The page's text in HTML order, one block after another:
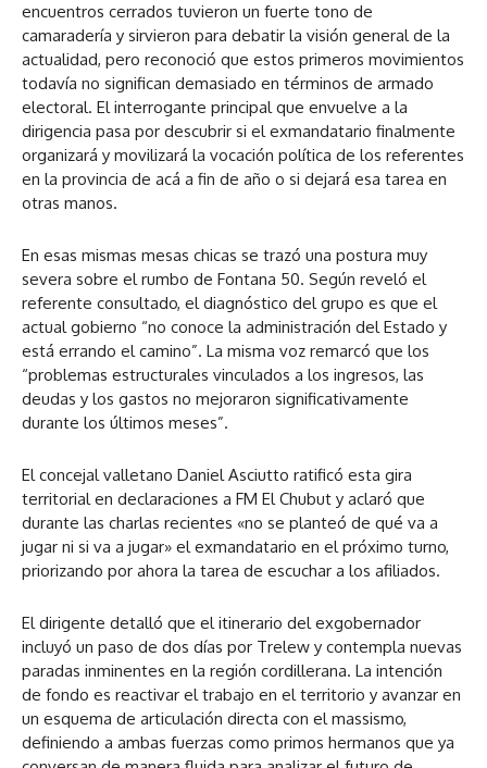
encuentros cerrados tuvieron un fuerte tono de
camaradería y sirvieron para debatir la visión general de la
actualidad, pero reconoció que estos primeros movimientos
todavía no significan demasiado en términos de armado
electoral. El interrogante principal que envuelve a la
dirigencia pasa por descubrir si el exmandatario finalmente
organizará y movilizará la vocación política de los referentes
en la provincia de acá a fin de año o si dejará esa tarea en
otras manos.
En esas mismas mesas chicas se trazó una postura muy
severa sobre el rumbo de Fontana 50. Según reveló el
referente consultado, el diagnóstico del grupo es que el
actual gobierno “no conoce la administración del Estado y
está errando el camino”. La misma voz remarcó que los
“problemas estructurales vinculados a los ingresos, las
deudas y los gastos no mejoraron significativamente
durante los últimos meses”.
El concejal valletano Daniel Asciutto ratificó esta gira
territorial en declaraciones a FM El Chubut y aclaró que
durante las charlas recientes «no se planteó de qué va a
jugar ni si va a jugar» el exmandatario en el próximo turno,
priorizando por ahora la tarea de escuchar a los afiliados.
El dirigente detalló que el itinerario del exgobernador
incluyó un paso de dos días por Trelew y contempla nuevas
paradas inminentes en la región cordillerana. La intención
de fondo es reactivar el trabajo en el territorio y avanzar en
un esquema de articulación directa con el massismo,
definiendo a ambas fuerzas como primos hermanos que ya